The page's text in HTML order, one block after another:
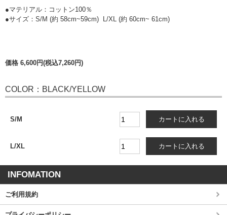
●マテリアル：コットン100％
●サイズ：S/M (約 58cm~59cm) L/XL (約 60cm~ 61cm)
価格 6,600円(税込7,260円)
COLOR：BLACK/YELLOW
S/M
L/XL
INFOMATION
ご利用規約